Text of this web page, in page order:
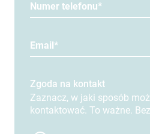
Numer telefonu*
Email*
Zgoda na kontakt
Zaznacz, w jaki sposób
kontaktować. To ważne.